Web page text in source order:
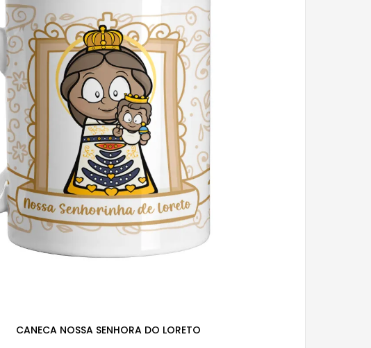
CANECA NOSSA SENHORA DO LORETO